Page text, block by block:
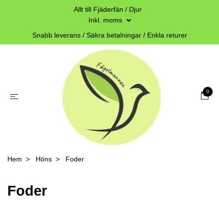
Allt till Fjäderfän / Djur
Inkl. moms
Snabb leverans / Säkra betalningar / Enkla returer
0
Hem Höns Foder
Foder